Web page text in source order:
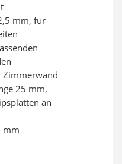
mm, für
Zimmerwand
25 mm,
an
mm